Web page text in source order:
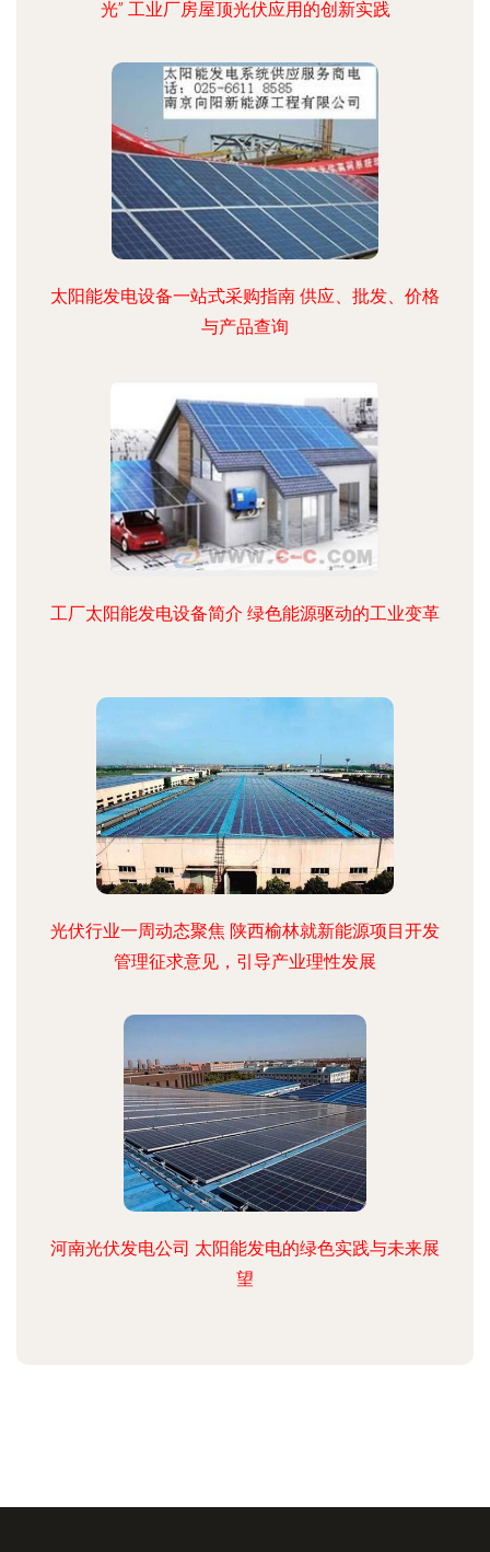
光” 工业厂房屋顶光伏应用的创新实践
太阳能发电设备一站式采购指南 供应、批发、价格
与产品查询
工厂太阳能发电设备简介 绿色能源驱动的工业变革
光伏行业一周动态聚焦 陕西榆林就新能源项目开发
管理征求意见，引导产业理性发展
河南光伏发电公司 太阳能发电的绿色实践与未来展
望